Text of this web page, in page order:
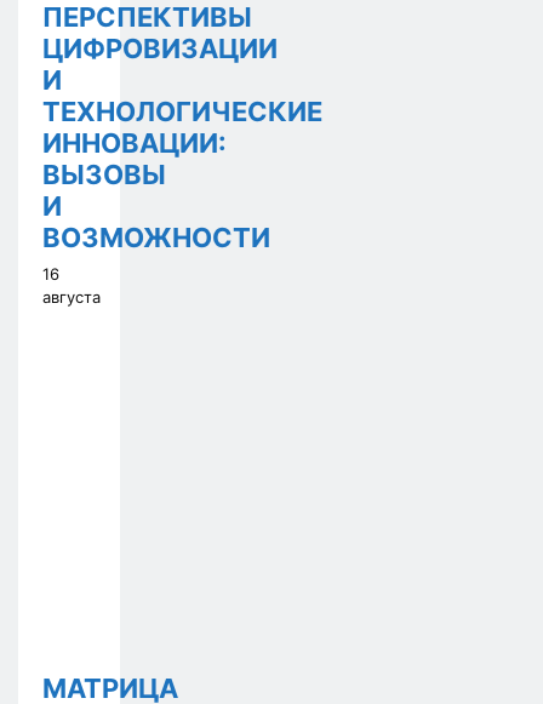
ПЕРСПЕКТИВЫ
ЦИФРОВИЗАЦИИ
И
ТЕХНОЛОГИЧЕСКИЕ
ИННОВАЦИИ:
ВЫЗОВЫ
И
ВОЗМОЖНОСТИ
16
августа
МАТРИЦА